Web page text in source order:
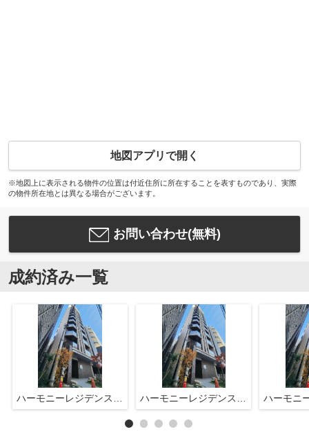
地図アプリで開く
※地図上に表示される物件の位置は付近住所に所在することを表すものであり、実際
の物件所在地とは異なる場合がございます。
お問い合わせ(無料)
成約済み一覧